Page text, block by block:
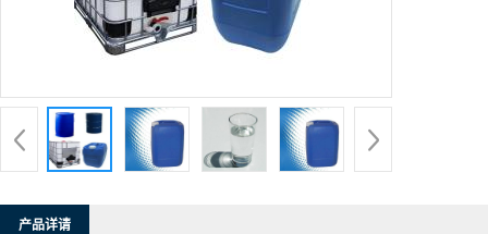
产品详请